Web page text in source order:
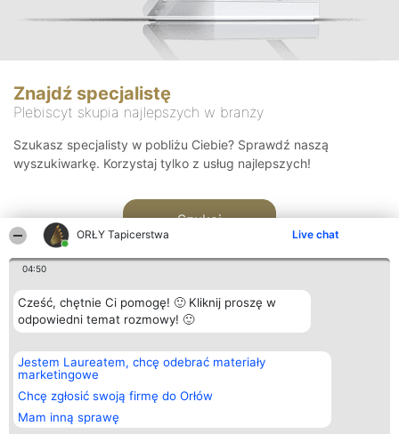
ORŁY Tapicerstwa Live chat
04:50
Cześć, chętnie Ci pomogę! 🙂 Kliknij proszę w
odpowiedni temat rozmowy! 🙂
Jestem Laureatem, chcę odebrać materiały
marketingowe
Chcę zgłosić swoją firmę do Orłów
Mam inną sprawę
Znajdź specjalistę
Plebiscyt skupia najlepszych w branży
Szukasz specjalisty w pobliżu Ciebie? Sprawdź naszą
wyszukiwarkę. Korzystaj tylko z usług najlepszych!
Szukaj
Organizator plebiscytu
Bright Side Solutions sp. z o.
o. sp. k.
ul. Ruska 22
Wrocław 50-079
KRS 0000749100 | Regon
381313360 | NIP 8943132676
Plebiscyt
Laureaci
wszystkich
Laureatów
Regulamin
Kontakt
Kontakt